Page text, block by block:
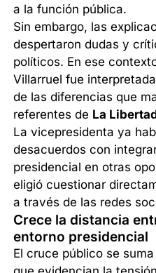
a la función pública.
Sin embargo, las
despertaron dudas y
políticos. En ese
Villarruel fue
de las diferencias que
referentes de La
La vicepresidenta ya
desacuerdos con
presidencial en otras
eligió cuestionar
a través de las redes
Crece la distancia
entorno presidencial
El cruce público se